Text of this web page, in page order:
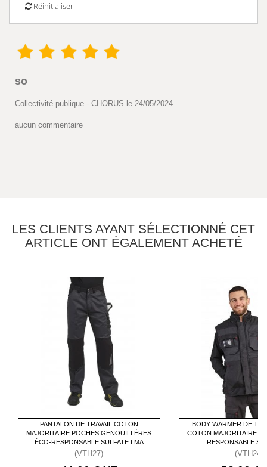
Réinitialiser
so
Collectivité publique - CHORUS le 24/05/2024
aucun commentaire
LES CLIENTS AYANT SÉLECTIONNÉ CET
ARTICLE ONT ÉGALEMENT ACHETÉ
PANTALON DE TRAVAIL COTON
MAJORITAIRE POCHES GENOUILLÈRES
ÉCO-RESPONSABLE SULFATE LMA
(VTH27)
BODY WARMER DE
COTON MAJORITAIRE
RESPONSABLE
(VTH24)